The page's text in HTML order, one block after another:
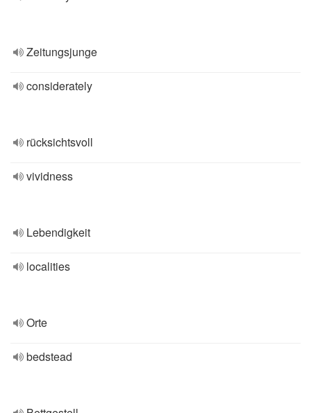
Zeitungsjunge
considerately
rücksichtsvoll
vividness
Lebendigkeit
localities
Orte
bedstead